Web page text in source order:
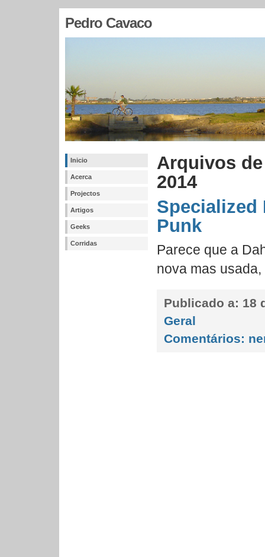
Pedro Cavaco
Inicio
Acerca
Projectos
Artigos
Geeks
Corridas
Arquivos
2014
Specialized
Punk
Parece que a
nova mas
Publicado a: 18
Geral
Comentários: